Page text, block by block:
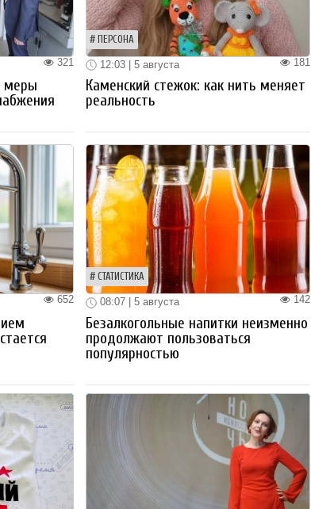
321
меры
ПЕРСОНА
181
12:03 | 5 августа
Каменский стежок: как нить меняет
реальность
652
СТАТИСТИКА
142
08:07 | 5 августа
Безалкогольные напитки неизменно
продолжают пользоваться
популярностью